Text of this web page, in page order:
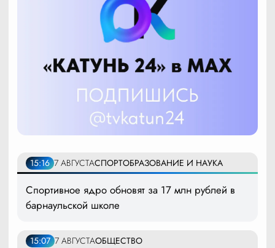
15:16 7 АВГУСТАСПОРТОБРАЗОВАНИЕ И НАУКА
Спортивное ядро обновят за 17 млн рублей в
барнаульской школе
15:07 7 АВГУСТАОБЩЕСТВО